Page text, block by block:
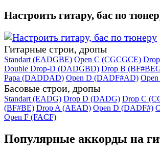
Настроить гитару, бас по
Гитарные строи, дропы
Standart (EADGBE) Open C (CGCGCE)
Double Drop-D (DADGBD) Drop B
Papa (DADDAD) Open D (DADF#AD)
Басовые строи, дропы
Standart (EADG) Drop D (DADG) Drop C
(BF#BE) Drop A (AEAD) Open D (DADF#)
Open F (FACF)
Популярные аккорды на